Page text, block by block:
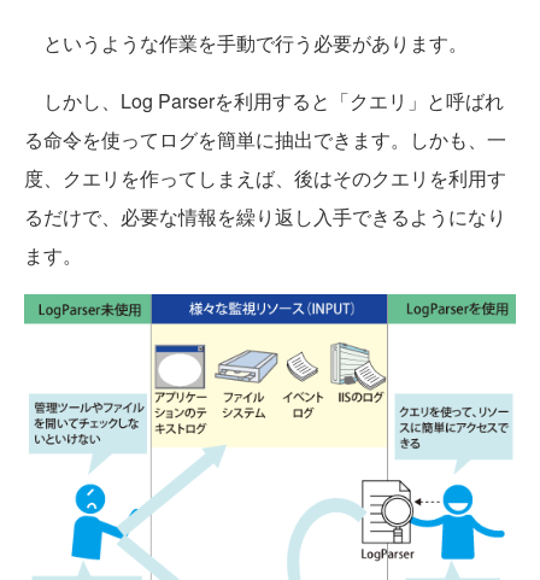
というような作業を手動で行う必要があります。
しかし、Log Parserを利用すると「クエリ」と呼ばれ
る命令を使ってログを簡単に抽出できます。しかも、一
度、クエリを作ってしまえば、後はそのクエリを利用す
るだけで、必要な情報を繰り返し入手できるようになり
ます。